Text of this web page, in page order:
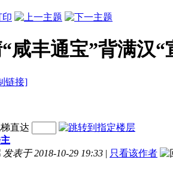
咸丰通宝”背满汉“
链接]
直达
发表于 2018-10-29 19:33 | 只看该作者